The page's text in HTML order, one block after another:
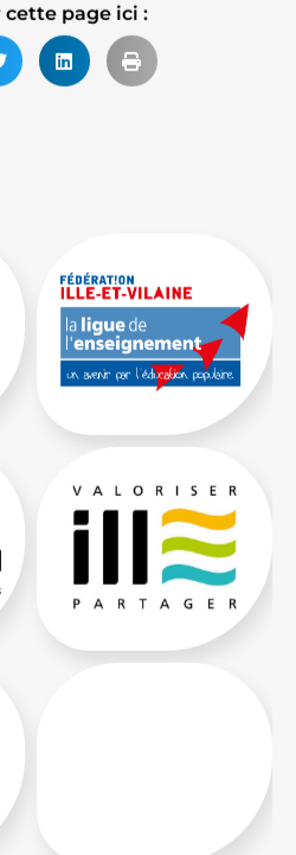
cette page ici :